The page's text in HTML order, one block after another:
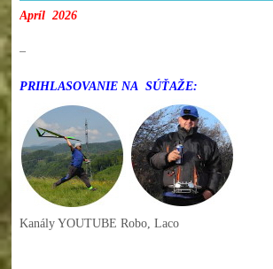
Apríl 2026
–
PRIHLASOVANIE NA SÚŤAŽE:
Kanály YOUTUBE Robo, Laco